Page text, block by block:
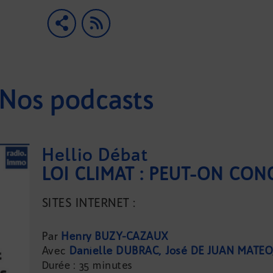
Nos podcasts
Hellio Débat
SITES INTERNET :
Henry BUZY-CAZAUX
Danielle DUBRAC José DE JUAN MATEO
Durée : 35 minutes